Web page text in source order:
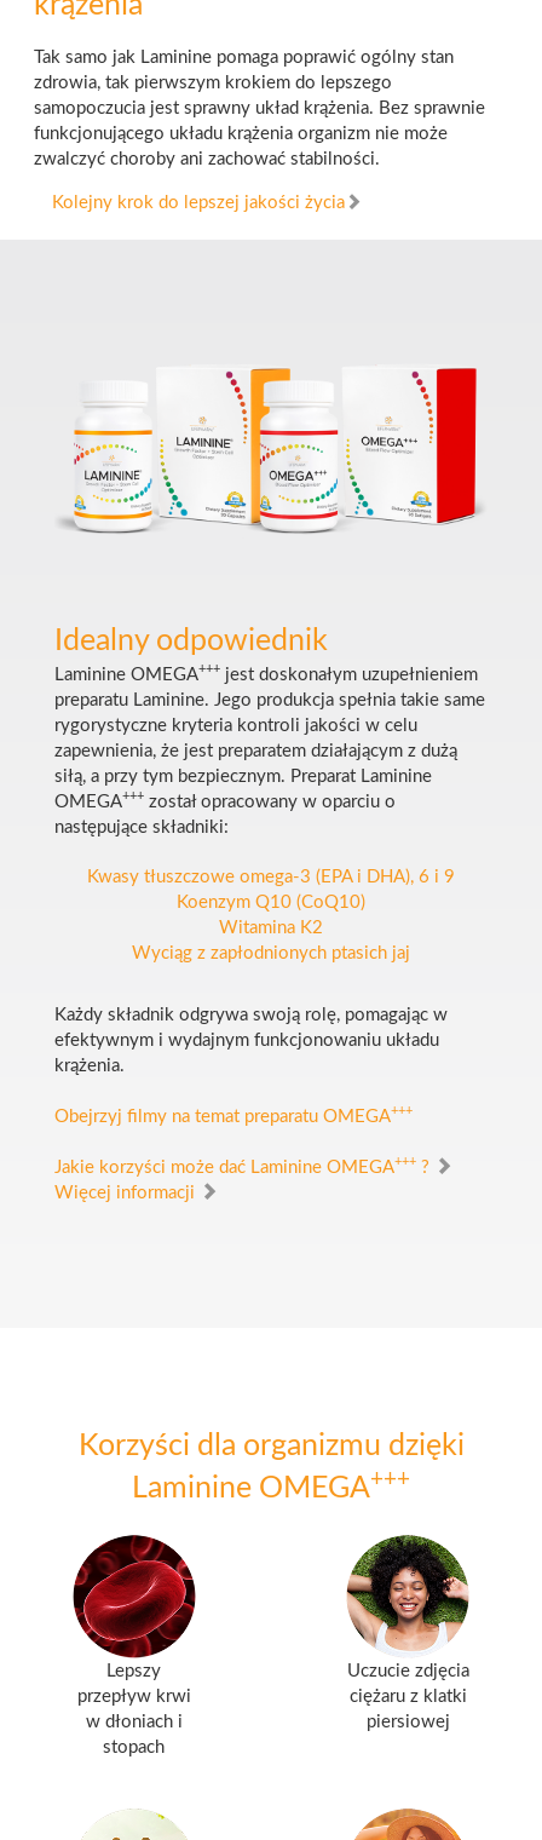
Tak samo jak Laminine pomaga poprawić ogólny stan
zdrowia, tak pierwszym krokiem do lepszego
samopoczucia jest sprawny układ krążenia. Bez sprawnie
funkcjonującego układu krążenia organizm nie może
zwalczyć choroby ani zachować stabilności.
Kolejny krok do lepszej jakości życia
Idealny odpowiednik
Laminine OMEGA+++ jest doskonałym uzupełnieniem
preparatu Laminine. Jego produkcja spełnia takie same
rygorystyczne kryteria kontroli jakości w celu
zapewnienia, że jest preparatem działającym z dużą
siłą, a przy tym bezpiecznym. Preparat Laminine
OMEGA+++ został opracowany w oparciu o
następujące składniki:
Kwasy tłuszczowe omega-3 (EPA i DHA), 6 i 9
Koenzym Q10 (CoQ10)
Witamina K2
Wyciąg z zapłodnionych ptasich jaj
Każdy składnik odgrywa swoją rolę, pomagając w
efektywnym i wydajnym funkcjonowaniu układu
krążenia.
Obejrzyj filmy na temat preparatu OMEGA+++
Jakie korzyści może dać Laminine OMEGA+++ ?
Więcej informacji
Korzyści dla organizmu dzięki
Laminine OMEGA+++
Lepszy
przepływ krwi
w dłoniach i
stopach
Uczucie zdjęcia
ciężaru z klatki
piersiowej